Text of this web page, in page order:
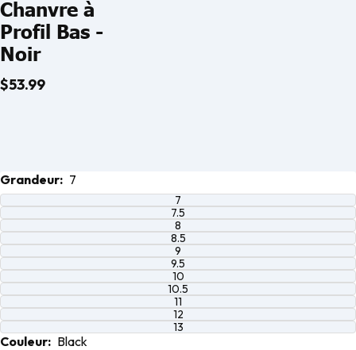
Chanvre à
Profil Bas -
Noir
$53.99
en
plein
écran
en
plein
écran
en
plein
écran
en
plein
écran
Grandeur: 7
7
7.5
8
8.5
9
9.5
10
10.5
11
12
13
Couleur: Black